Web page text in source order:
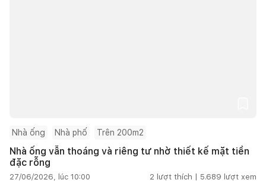
Nhà ống Nhà phố Trên 200m2
Nhà ống vẫn thoáng và riêng tư nhờ thiết kế mặt tiền
đặc rỗng
27/06/2026, lúc 10:00 2 lượt thích | 5.689 lượt xem